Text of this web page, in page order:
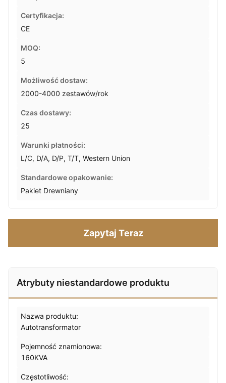
Certyfikacja:
CE
MOQ:
5
Możliwość dostaw:
2000-4000 zestawów/rok
Czas dostawy:
25
Warunki płatności:
L/C, D/A, D/P, T/T, Western Union
Standardowe opakowanie:
Pakiet Drewniany
Zapytaj Teraz
Atrybuty niestandardowe produktu
Nazwa produktu:
Autotransformator
Pojemność znamionowa:
160KVA
Częstotliwość: